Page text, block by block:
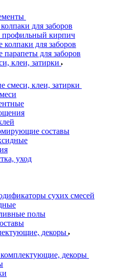
для заборов
кирпич
для заборов
для заборов
клеи, затирки
смеси, клеи, затирки
составы
уход
сухих смесей
полы
декоры
декоры